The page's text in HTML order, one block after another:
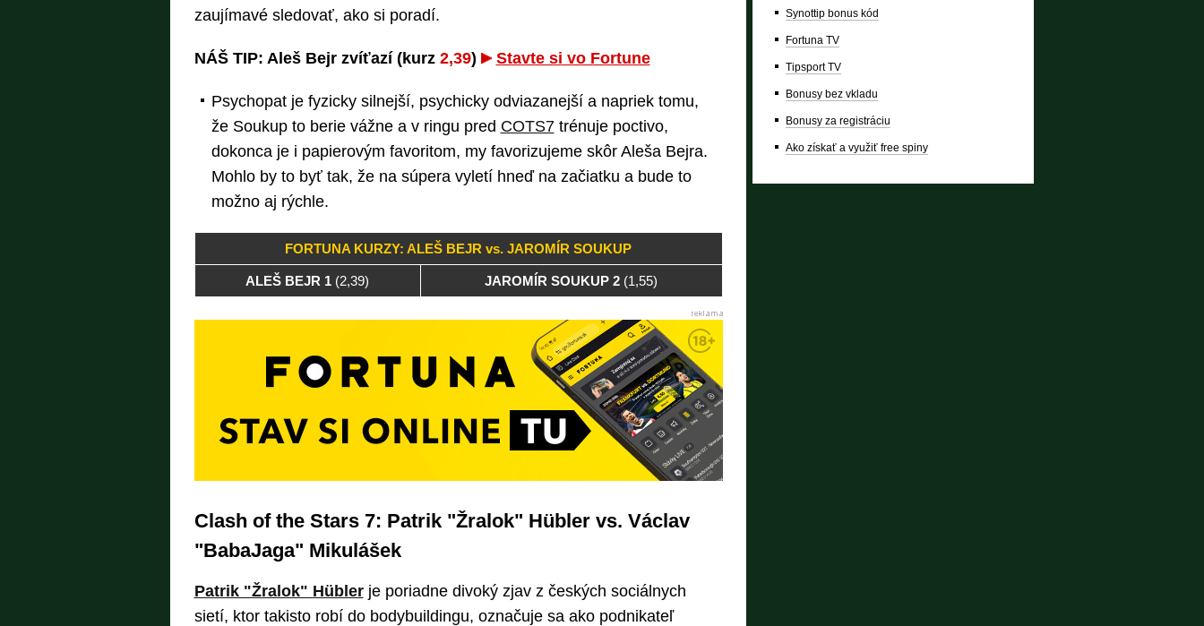
zaujímavé sledovať, ako si poradí.
NÁŠ TIP: Aleš Bejr zvíťazí (kurz 2,39) Stavte si vo Fortune
Psychopat je fyzicky silnejší, psychicky odviazanejší a napriek tomu,
že Soukup to berie vážne a v ringu pred COTS7trénuje poctivo,
dokonca je i papierovým favoritom, my favorizujeme skôr Aleša Bejra.
Mohlo by to byť tak, že na súpera vyletí hneď na začiatku a bude to
možno aj rýchle.
FORTUNA KURZY: ALEŠ BEJR vs. JAROMÍR SOUKUP
ALEŠ BEJR 1 (2,39) JAROMÍR SOUKUP 2 (1,55)
Clash of the Stars 7: Patrik "Žralok" Hübler vs. Václav
"BabaJaga" Mikulášek
Patrik "Žralok" Hüblerje poriadne divoký zjav z českých sociálnych
sietí, ktor takisto robí do bodybuildingu, označuje sa ako podnikateľ
Synottip bonus kód
Fortuna TV
Tipsport TV
Bonusy bez vkladu
Bonusy za registráciu
Ako získať a využiť free spiny